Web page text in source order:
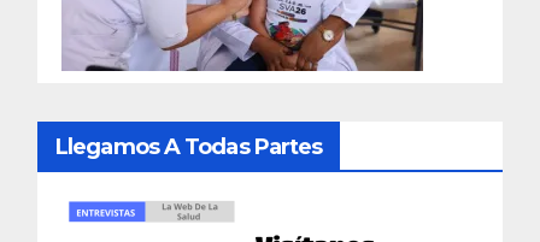
Llegamos A Todas Partes